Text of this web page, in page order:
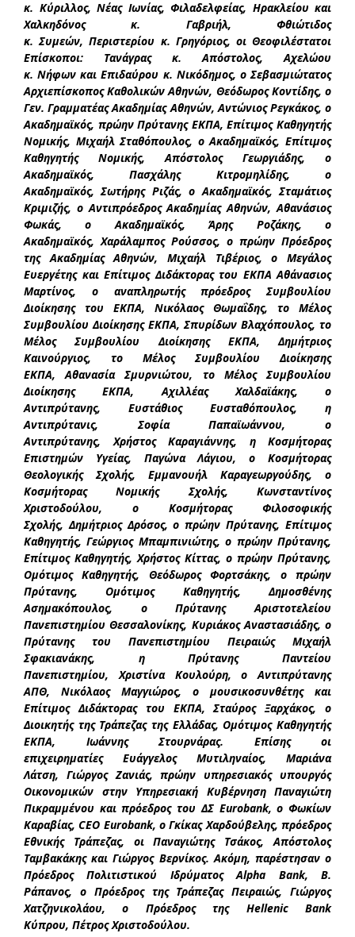
κ. Κύριλλος, Νέας Ιωνίας, Φιλαδελφείας, Ηρακλείου και
Χαλκηδόνος κ. Γαβριήλ, Φθιώτιδος
κ. Συμεών, Περιστερίου κ. Γρηγόριος, οι Θεοφιλέστατοι
Επίσκοποι: Τανάγρας κ. Απόστολος, Αχελώου
κ. Νήφων και Επιδαύρου κ. Νικόδημος, ο Σεβασμιώτατος
Αρχιεπίσκοπος Καθολικών Αθηνών, Θεόδωρος Κοντίδης, ο
Γεν. Γραμματέας Ακαδημίας Αθηνών, Αντώνιος Ρεγκάκος, ο
Ακαδημαϊκός, πρώην Πρύτανης ΕΚΠΑ, Επίτιμος Καθηγητής
Νομικής, Μιχαήλ Σταθόπουλος, ο Ακαδημαϊκός, Επίτιμος
Καθηγητής Νομικής, Απόστολος Γεωργιάδης, ο
Ακαδημαϊκός, Πασχάλης Κιτρομηλίδης, ο
Ακαδημαϊκός, Σωτήρης Ριζάς, ο Ακαδημαϊκός, Σταμάτιος
Κριμιζής, ο Αντιπρόεδρος Ακαδημίας Αθηνών, Αθανάσιος
Φωκάς, ο Ακαδημαϊκός, Άρης Ροζάκης, ο
Ακαδημαϊκός, Χαράλαμπος Ρούσσος, ο πρώην Πρόεδρος
της Ακαδημίας Αθηνών, Μιχαήλ Τιβέριος, ο Μεγάλος
Ευεργέτης και Επίτιμος Διδάκτορας του ΕΚΠΑ Αθάνασιος
Μαρτίνος, ο αναπληρωτής πρόεδρος Συμβουλίου
Διοίκησης του ΕΚΠΑ, Νικόλαος Θωμαΐδης, το Μέλος
Συμβουλίου Διοίκησης ΕΚΠΑ, Σπυρίδων Βλαχόπουλος, το
Μέλος Συμβουλίου Διοίκησης ΕΚΠΑ, Δημήτριος
Καινούργιος, το Μέλος Συμβουλίου Διοίκησης
ΕΚΠΑ, Αθανασία Σμυρνιώτου, το Μέλος Συμβουλίου
Διοίκησης ΕΚΠΑ, Αχιλλέας Χαλδαϊάκης, ο
Αντιπρύτανης, Ευστάθιος Ευσταθόπουλος, η
Αντιπρύτανις, Σοφία Παπαϊωάννου, ο
Αντιπρύτανης, Χρήστος Καραγιάννης, η Κοσμήτορας
Επιστημών Υγείας, Παγώνα Λάγιου, ο Κοσμήτορας
Θεολογικής Σχολής, Εμμανουήλ Καραγεωργούδης, ο
Κοσμήτορας Νομικής Σχολής, Κωνσταντίνος
Χριστοδούλου, ο Κοσμήτορας Φιλοσοφικής
Σχολής, Δημήτριος Δρόσος, ο πρώην Πρύτανης, Επίτιμος
Καθηγητής, Γεώργιος Μπαμπινιώτης, ο πρώην Πρύτανης,
Επίτιμος Καθηγητής, Χρήστος Κίττας, ο πρώην Πρύτανης,
Ομότιμος Καθηγητής, Θεόδωρος Φορτσάκης, ο πρώην
Πρύτανης, Ομότιμος Καθηγητής, Δημοσθένης
Ασημακόπουλος, ο Πρύτανης Αριστοτελείου
Πανεπιστημίου Θεσσαλονίκης, Κυριάκος Αναστασιάδης, ο
Πρύτανης του Πανεπιστημίου Πειραιώς Μιχαήλ
Σφακιανάκης, η Πρύτανης Παντείου
Πανεπιστημίου, Χριστίνα Κουλούρη, ο Αντιπρύτανης
ΑΠΘ, Νικόλαος Μαγγιώρος, ο μουσικοσυνθέτης και
Επίτιμος Διδάκτορας του ΕΚΠΑ, Σταύρος Ξαρχάκος, ο
Διοικητής της Τράπεζας της Ελλάδας, Ομότιμος Καθηγητής
ΕΚΠΑ, Ιωάννης Στουρνάρας. Επίσης οι
επιχειρηματίες Ευάγγελος Μυτιληναίος, Μαριάνα
Λάτση, Γιώργος Ζανιάς, πρώην υπηρεσιακός υπουργός
Οικονομικών στην Υπηρεσιακή Κυβέρνηση Παναγιώτη
Πικραμμένου και πρόεδρος του ΔΣ Eurobank, o Φωκίων
Καραβίας, CEO Eurobank, o Γκίκας Χαρδούβελης, πρόεδρος
Εθνικής Τράπεζας, οι Παναγιώτης Τσάκος, Απόστολος
Ταμβακάκης και Γιώργος Βερνίκος. Ακόμη, παρέστησαν ο
Πρόεδρος Πολιτιστικού Ιδρύματος Alpha Bank, Β.
Ράπανος, ο Πρόεδρος της Τράπεζας Πειραιώς, Γιώργος
Χατζηνικολάου, ο Πρόεδρος της Hellenic Bank
Κύπρου, Πέτρος Χριστοδούλου.